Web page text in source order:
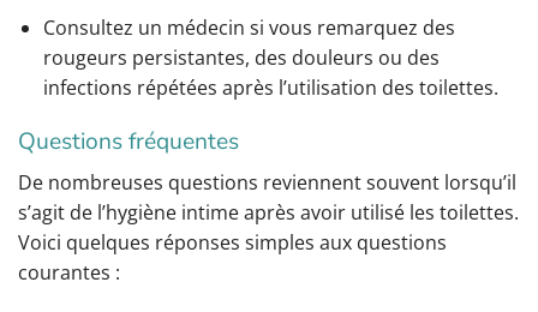
Consultez un médecin si vous remarquez des
rougeurs persistantes, des douleurs ou des
infections répétées après l’utilisation des toilettes.
Questions fréquentes
De nombreuses questions reviennent souvent lorsqu’il
s’agit de l’hygiène intime après avoir utilisé les toilettes.
Voici quelques réponses simples aux questions
courantes :